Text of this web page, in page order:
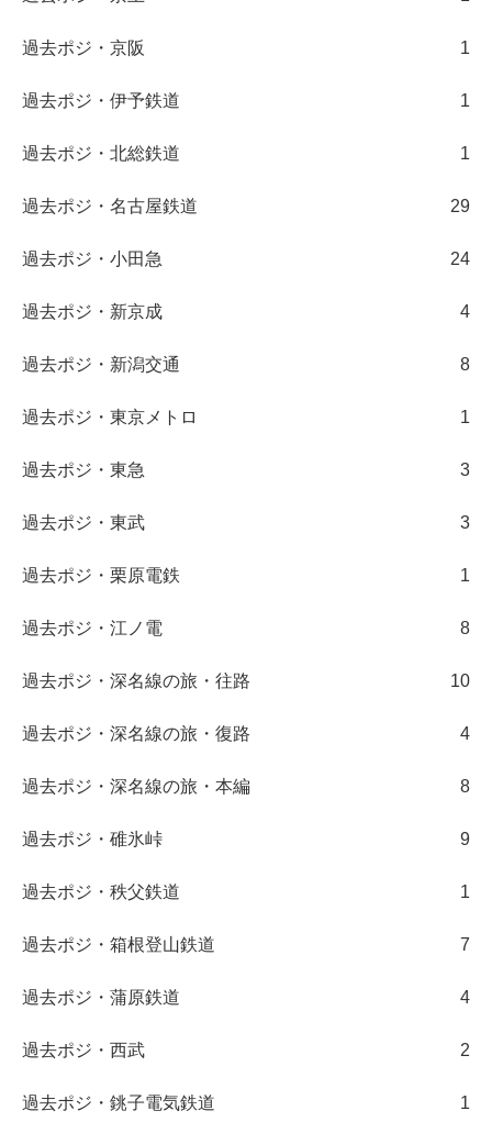
過去ポジ・京阪 1
過去ポジ・伊予鉄道 1
過去ポジ・北総鉄道 1
過去ポジ・名古屋鉄道 29
過去ポジ・小田急 24
過去ポジ・新京成 4
過去ポジ・新潟交通 8
過去ポジ・東京メトロ 1
過去ポジ・東急 3
過去ポジ・東武 3
過去ポジ・栗原電鉄 1
過去ポジ・江ノ電 8
過去ポジ・深名線の旅・往路 10
過去ポジ・深名線の旅・復路 4
過去ポジ・深名線の旅・本編 8
過去ポジ・碓氷峠 9
過去ポジ・秩父鉄道 1
過去ポジ・箱根登山鉄道 7
過去ポジ・蒲原鉄道 4
過去ポジ・西武 2
過去ポジ・銚子電気鉄道 1